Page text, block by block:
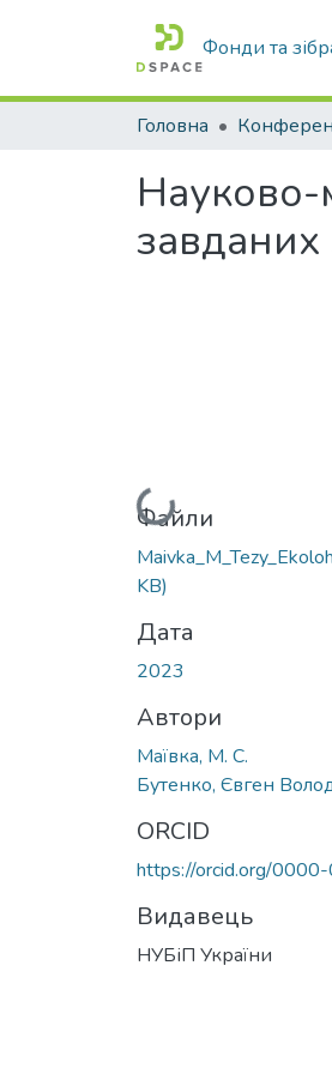
Фонди та
Головна
Науково-
завданих
Вантажиться...
Файли
KB)
Дата
2023
Автори
Маївка, М. С.
Бутенко, Євген
ORCID
https://orcid.org/
Видавець
НУБіП України